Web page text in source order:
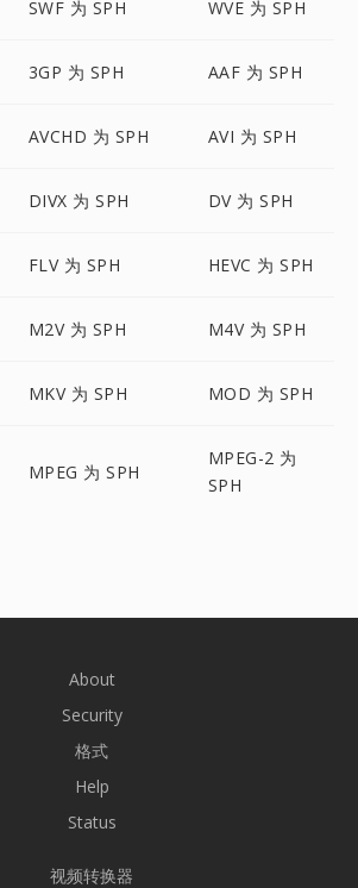
SWF 为 SPH WVE 为 SPH
3GP 为 SPH AAF 为 SPH
AVCHD 为 SPH AVI 为 SPH
DIVX 为 SPH DV 为 SPH
FLV 为 SPH HEVC 为 SPH
M2V 为 SPH M4V 为 SPH
MKV 为 SPH MOD 为 SPH
MPEG 为 SPH
MPEG-2 为
SPH
About
Security
格式
Help
Status
视频转换器